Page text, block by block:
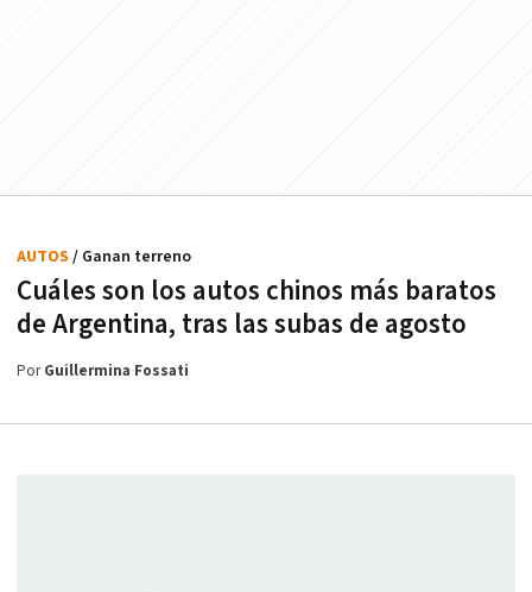
Cuáles son los autos chinos más baratos
de Argentina, tras las subas de agosto
AUTOS / Ganan terreno
PorGuillermina Fossati